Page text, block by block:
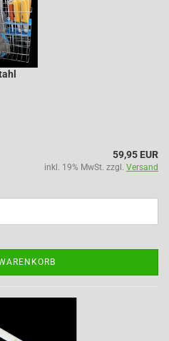
59,95 EUR
inkl. 19% MwSt. zzgl. Versand